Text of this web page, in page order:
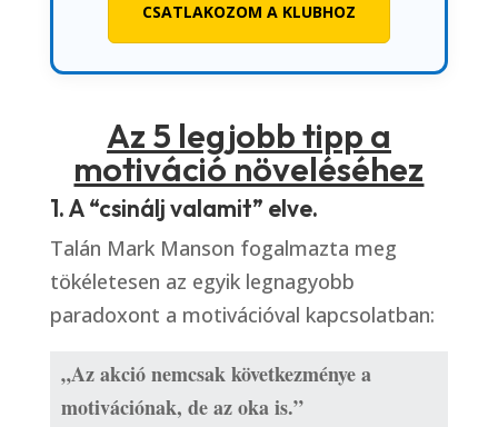
CSATLAKOZOM A KLUBHOZ
Az 5 legjobb tipp a
motiváció növeléséhez
1. A “csinálj valamit” elve.
Talán Mark Manson fogalmazta meg
tökéletesen az egyik legnagyobb
paradoxont a motivációval kapcsolatban:
„Az akció nemcsak következménye a
motivációnak, de az oka is.”